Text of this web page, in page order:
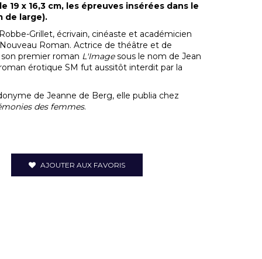
x 16,3 cm, les épreuves insérées dans le
de large).
Grillet, écrivain, cinéaste et académicien
Roman. Actrice de théâtre et de
premier roman L'Imagesous le nom de Jean
érotique SM fut aussitôt interdit par la
de Jeanne de Berg, elle publia chez
des femmes.
AJOUTER AUX FAVORIS